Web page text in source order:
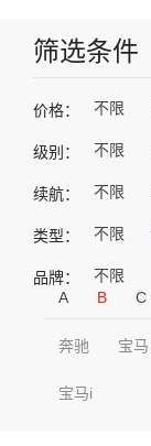
筛选条件
价格： 不限
级别： 不限
续航： 不限
类型： 不限
品牌：
不限
A
B C
奔驰 宝马
宝马i